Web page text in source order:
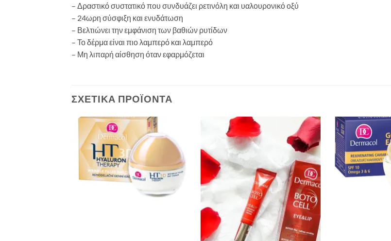
– Δραστικό συστατικό που συνδυάζει ρετινόλη και υαλουρονικό οξύ
– 24ωρη σύσφιξη και ενυδάτωση
– Βελτιώνει την εμφάνιση των βαθιών ρυτίδων
– Το δέρμα είναι πιο λαμπερό και λαμπερό
– Μη λιπαρή αίσθηση όταν εφαρμόζεται
ΣΧΕΤΙΚΆ ΠΡΟΪΌΝΤΑ
Add to
Wishlist
Add to
Wishlist